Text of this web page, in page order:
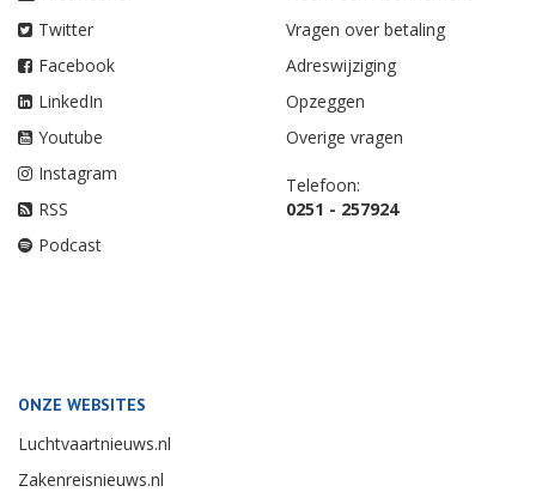
Twitter
Facebook
LinkedIn
Youtube
Instagram
RSS
Podcast
Vragen over betaling
Adreswijziging
Opzeggen
Overige vragen
Telefoon:
0251 - 257924
ONZE WEBSITES
Luchtvaartnieuws.nl
Zakenreisnieuws.nl